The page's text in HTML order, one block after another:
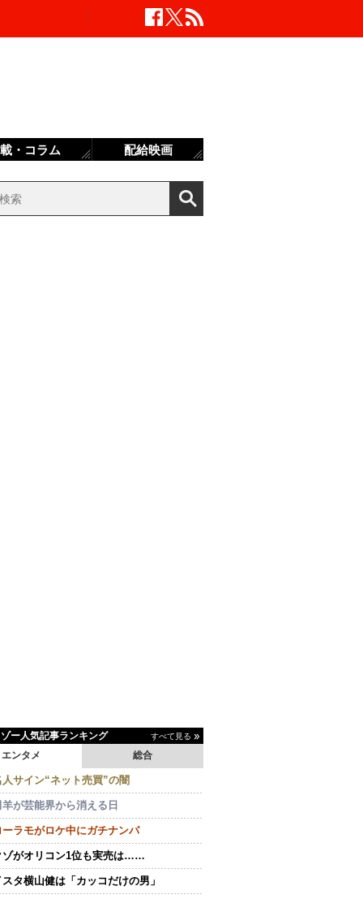
ー人気記事ランキング すべて見る
エンタメ 総合
人サイン“ネット売買”の闇
が芸能界から消える日
ーラモがロケ中にガチナンパ
ゾがオリコン1位も実売は……
タ横山健は「カッコだけの男」
・コラム 配給映画